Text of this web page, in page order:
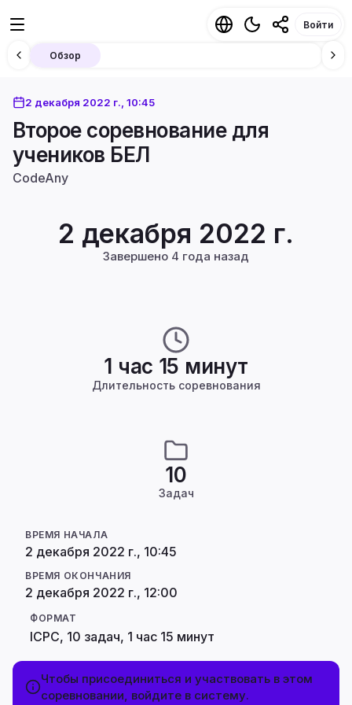
Войти
Обзор
2 декабря 2022 г., 10:45
Второе соревнование для
учеников БЕЛ
CodeAny
2 декабря 2022 г.
Завершено 4 года назад
1 час 15 минут
Длительность соревнования
10
Задач
ВРЕМЯ НАЧАЛА
2 декабря 2022 г., 10:45
ВРЕМЯ ОКОНЧАНИЯ
2 декабря 2022 г., 12:00
ФОРМАТ
ICPC, 10 задач, 1 час 15 минут
Чтобы присоединиться и участвовать в этом
соревновании, войдите в систему.